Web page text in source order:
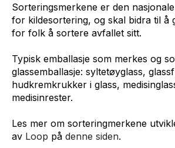
Sorteringsmerkene er den
for kildesortering, og skal bidra til å
for folk å sortere avfallet sitt.
Typisk emballasje som merkes og
glassemballasje: syltetøyglass,
hudkremkrukker i glass,
medisinrester.
Les mer om sorteringmerkene
av Loop på denne siden.